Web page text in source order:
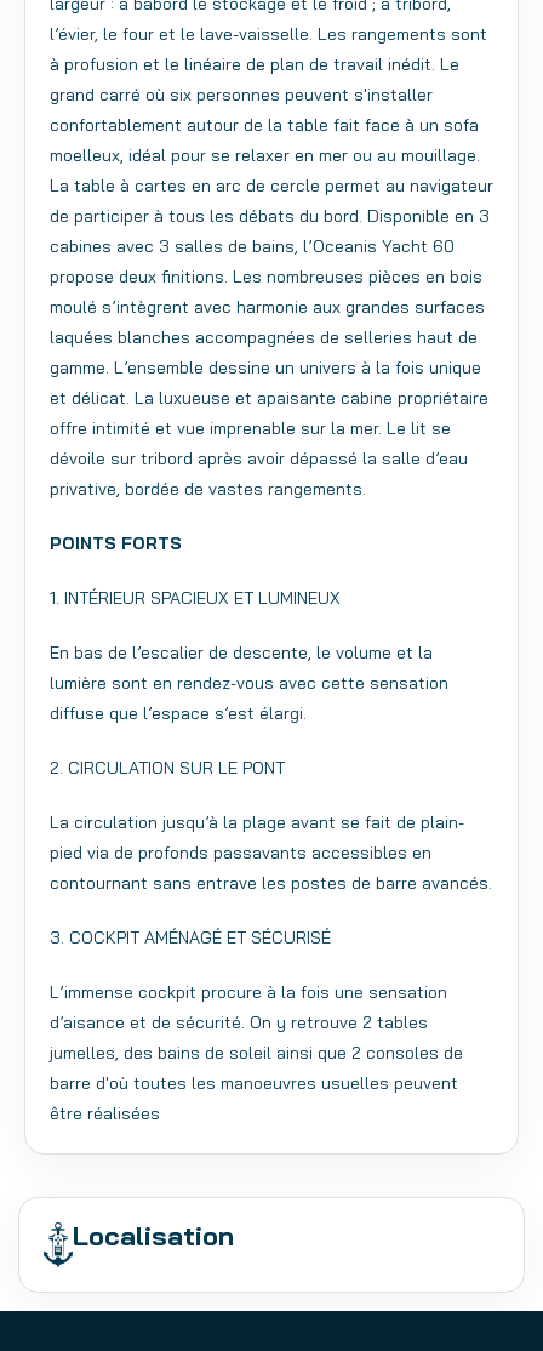
l’évier, le four et le lave-vaisselle. Les rangements sont
à profusion et le linéaire de plan de travail inédit. Le
grand carré où six personnes peuvent s'installer
confortablement autour de la table fait face à un sofa
moelleux, idéal pour se relaxer en mer ou au mouillage.
La table à cartes en arc de cercle permet au navigateur
de participer à tous les débats du bord. Disponible en 3
cabines avec 3 salles de bains, l’Oceanis Yacht 60
propose deux finitions. Les nombreuses pièces en bois
moulé s’intègrent avec harmonie aux grandes surfaces
laquées blanches accompagnées de selleries haut de
gamme. L’ensemble dessine un univers à la fois unique
et délicat. La luxueuse et apaisante cabine propriétaire
offre intimité et vue imprenable sur la mer. Le lit se
dévoile sur tribord après avoir dépassé la salle d’eau
privative, bordée de vastes rangements.
POINTS FORTS
1. INTÉRIEUR SPACIEUX ET LUMINEUX
En bas de l’escalier de descente, le volume et la
lumière sont en rendez-vous avec cette sensation
diffuse que l’espace s’est élargi.
2. CIRCULATION SUR LE PONT
La circulation jusqu’à la plage avant se fait de plain-
pied via de profonds passavants accessibles en
contournant sans entrave les postes de barre avancés.
3. COCKPIT AMÉNAGÉ ET SÉCURISÉ
L’immense cockpit procure à la fois une sensation
d’aisance et de sécurité. On y retrouve 2 tables
jumelles, des bains de soleil ainsi que 2 consoles de
barre d'où toutes les manoeuvres usuelles peuvent
être réalisées
Localisation